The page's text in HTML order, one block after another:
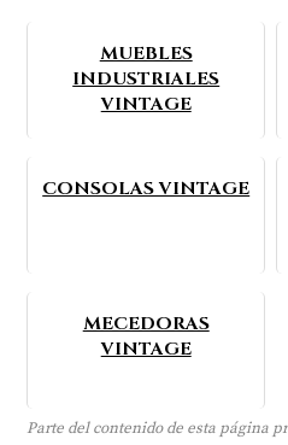
MUEBLES
INDUSTRIALES
VINTAGE
CONSOLAS VINTAGE
MECEDORAS
VINTAGE
Parte del contenido de esta página